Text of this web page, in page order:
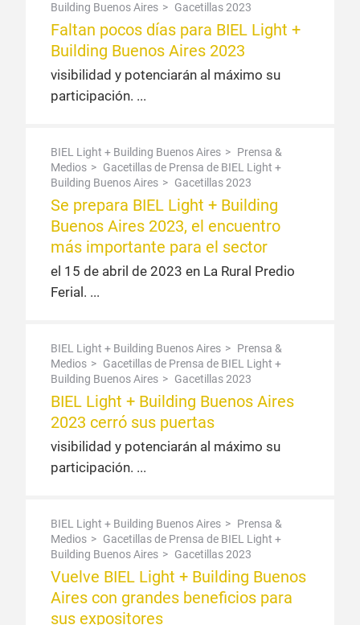
Building Buenos Aires
Gacetillas 2023
Faltan pocos días para BIEL Light +
Building Buenos Aires 2023
visibilidad y potenciarán al máximo su
participación.
BIEL Light + Building Buenos Aires
Prensa &
Medios
Gacetillas de Prensa de BIEL Light +
Building Buenos Aires
Gacetillas 2023
Se prepara BIEL Light + Building
Buenos Aires 2023, el encuentro
más importante para el sector
el 15 de abril de 2023 en La Rural Predio
Ferial.
BIEL Light + Building Buenos Aires
Prensa &
Medios
Gacetillas de Prensa de BIEL Light +
Building Buenos Aires
Gacetillas 2023
BIEL Light + Building Buenos Aires
2023 cerró sus puertas
visibilidad y potenciarán al máximo su
participación.
BIEL Light + Building Buenos Aires
Prensa &
Medios
Gacetillas de Prensa de BIEL Light +
Building Buenos Aires
Gacetillas 2023
Vuelve BIEL Light + Building Buenos
Aires con grandes beneficios para
sus expositores